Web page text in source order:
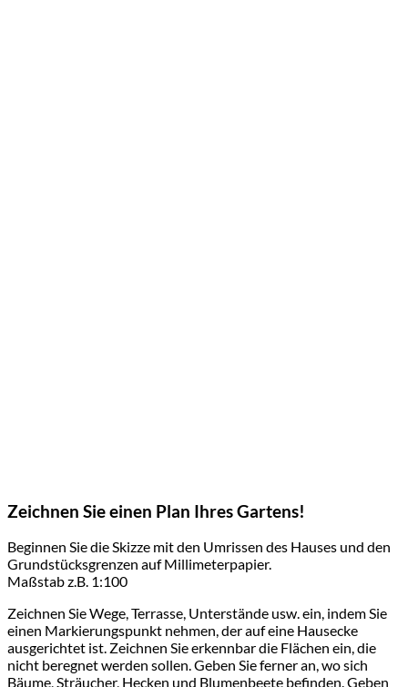
Zeichnen Sie einen Plan Ihres Gartens!
Beginnen Sie die Skizze mit den Umrissen des Hauses und den
Grundstücksgrenzen auf Millimeterpapier.
Maßstab z.B. 1:100
Zeichnen Sie Wege, Terrasse, Unterstände usw. ein, indem Sie
einen Markierungspunkt nehmen, der auf eine Hausecke
ausgerichtet ist. Zeichnen Sie erkennbar die Flächen ein, die
nicht beregnet werden sollen. Geben Sie ferner an, wo sich
Bäume, Sträucher, Hecken und Blumenbeete befinden. Geben